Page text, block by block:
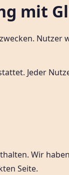
mit
Nutzer
Jeder
Wir
Seite.